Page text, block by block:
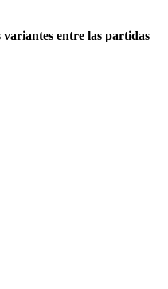
variantes entre las partidas